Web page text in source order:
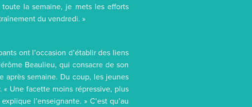
la semaine, je mets les efforts
du vendredi. »
ont l’occasion d’établir des liens
Beaulieu, qui consacre de son
après semaine. Du coup, les jeunes
Une facette moins répressive, plus
l’enseignante. » C’est qu’au